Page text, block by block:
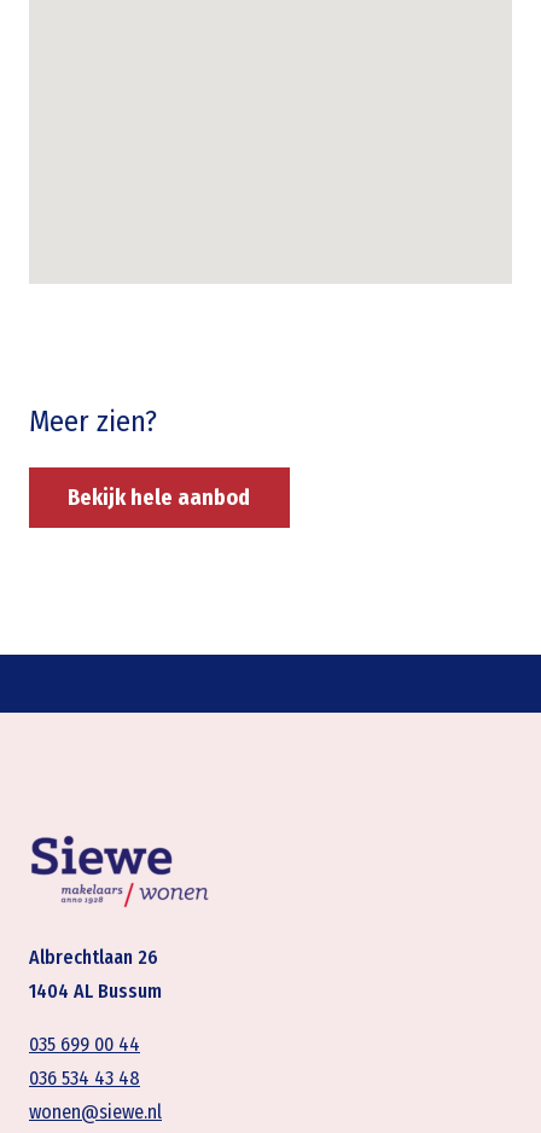
Meer zien?
Bekijk hele aanbod
Albrechtlaan 26
1404 AL Bussum
035 699 00 44
036 534 43 48
wonen@siewe.nl